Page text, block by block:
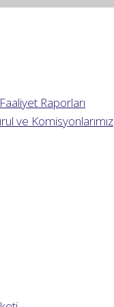
Raporları
ve Komisyonlarımız